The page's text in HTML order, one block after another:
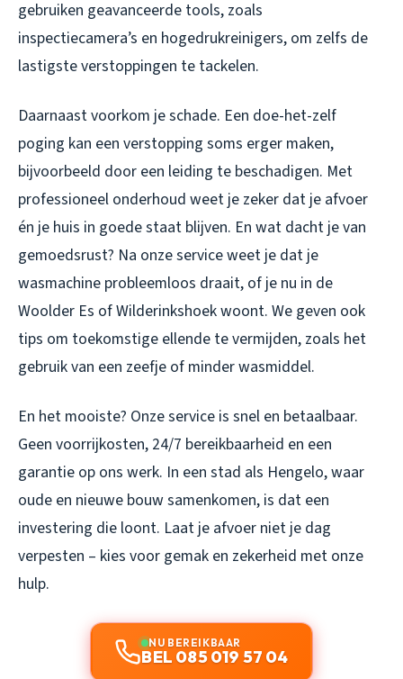
gebruiken geavanceerde tools, zoals
inspectiecamera’s en hogedrukreinigers, om zelfs de
lastigste verstoppingen te tackelen.
Daarnaast voorkom je schade. Een doe-het-zelf
poging kan een verstopping soms erger maken,
bijvoorbeeld door een leiding te beschadigen. Met
professioneel onderhoud weet je zeker dat je afvoer
én je huis in goede staat blijven. En wat dacht je van
gemoedsrust? Na onze service weet je dat je
wasmachine probleemloos draait, of je nu in de
Woolder Es of Wilderinkshoek woont. We geven ook
tips om toekomstige ellende te vermijden, zoals het
gebruik van een zeefje of minder wasmiddel.
En het mooiste? Onze service is snel en betaalbaar.
Geen voorrijkosten, 24/7 bereikbaarheid en een
garantie op ons werk. In een stad als Hengelo, waar
oude en nieuwe bouw samenkomen, is dat een
investering die loont. Laat je afvoer niet je dag
verpesten – kies voor gemak en zekerheid met onze
hulp.
NU BEREIKBAAR
BEL 085 019 57 04